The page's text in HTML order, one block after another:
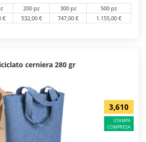
200 pz 300 pz
500 pz
€ 532,00 € 747,00 € 1.155,00 €
cerniera 280 gr
3,610
STAMPA
COMPRESA